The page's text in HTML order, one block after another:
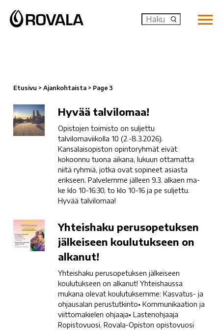
Etusivu >Ajankohtaista > Page 3
Hyvää
talvilomaa!
Hyvää talvilomaa!
Opistojen toimisto on suljettu
talvilomaviikolla 10 (2.-8.3.2026).
Kansalaisopiston opintoryhmät eivät
kokoonnu tuona aikana, lukuun ottamatta
niitä ryhmiä, jotka ovat sopineet asiasta
erikseen. Palvelemme jälleen 9.3. alkaen ma-
ke klo 10-16:30, to klo 10-16 ja pe suljettu.
Hyvää talvilomaa!
Yhteishaku
perusopetuksen
jälkeiseen
koulutukseen
Yhteishaku perusopetuksen
jälkeiseen koulutukseen on
alkanut!
Yhteishaku perusopetuksen jälkeiseen
koulutukseen on alkanut! Yhteishaussa
mukana olevat koulutuksemme: Kasvatus- ja
ohjausalan perustutkinto• Kommunikaation ja
viittomakielen ohjaaja• Lastenohjaaja
Ropistovuosi, Rovala-Opiston opistovuosi